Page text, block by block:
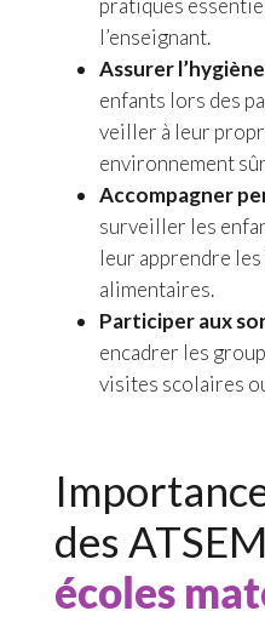
pratiques
l’enseignant.
Assurer
enfants lors des
veiller à leur
environnement
Accompagner
surveiller les
leur apprendre
alimentaires.
Participer aux
encadrer les
visites scolaires
des ATSEM
écoles